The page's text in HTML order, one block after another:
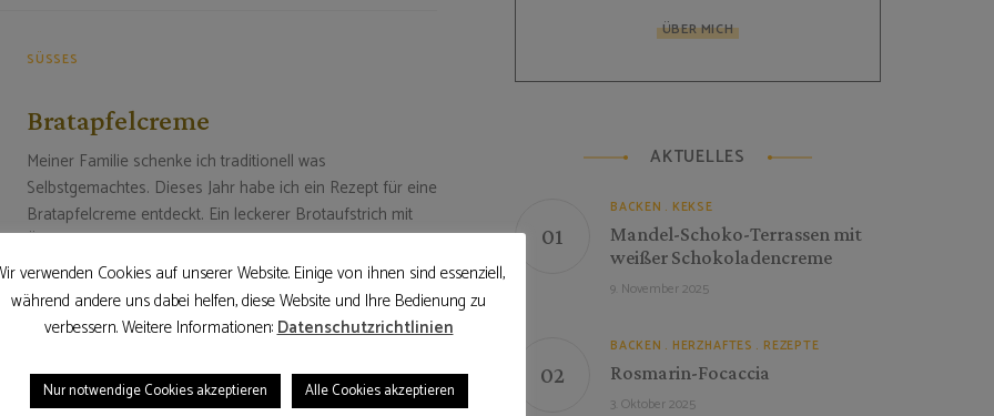
SÜSSES
Bratapfelcreme
Meiner Familie schenke ich traditionell was
Selbstgemachtes. Dieses Jahr habe ich ein Rezept für eine
Bratapfelcreme entdeckt. Ein leckerer Brotaufstrich mit
Äpfel, Marzipan und leckeren Weihnachtsgewürzen.
Schon beim Garen der Äpfel hat das Haus richtig
weihnachtlich geduftet. Und damit es …
24. Dezember 2015 WEITERLESEN
ÜBER MICH
AKTUELLES
BACKEN KEKSE
Mandel-Schoko-Terrassen mit
weißer Schokoladencreme
9. November 2025
BACKEN HERZHAFTES REZEPTE
Rosmarin-Focaccia
3. Oktober 2025
verwenden Cookies auf unserer Website. Einige von ihnen sind essenziell,
während andere uns dabei helfen, diese Website und Ihre Bedienung zu
verbessern. Weitere Informationen:Datenschutzrichtlinien
Nur notwendige Cookies akzeptieren Alle Cookies akzeptieren